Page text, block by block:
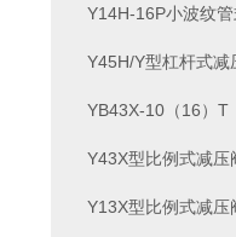
Y14H-16P小波纹
Y45H/Y型杠杆式减
Y43X型比例式减压
Y13X型比例式减压